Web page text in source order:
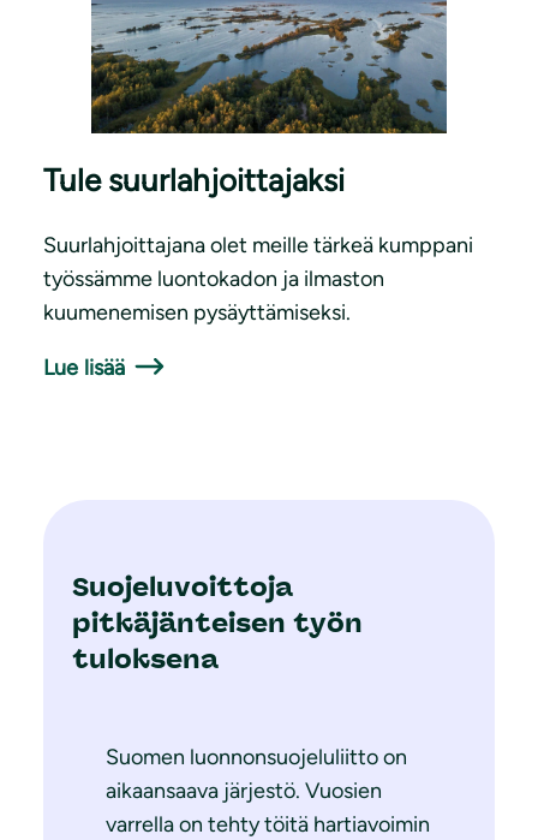
Tule suurlahjoittajaksi
Suurlahjoittajana olet meille tärkeä kumppani
työssämme luontokadon ja ilmaston
kuumenemisen pysäyttämiseksi.
Lue lisää
Suojeluvoittoja
pitkäjänteisen työn
tuloksena
Suomen luonnonsuojeluliitto on
aikaansaava järjestö. Vuosien
varrella on tehty töitä hartiavoimin